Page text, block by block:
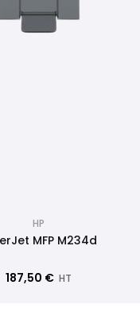
HP
MFP M234d
187,50 € HT